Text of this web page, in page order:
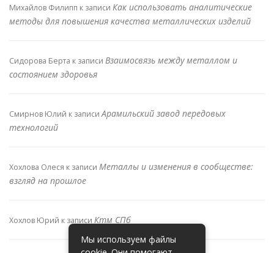
Михайлов Филипп к записи Как использовать аналитические
методы для повышения качества металлических изделий
Сидорова Берта к записи Взаимосвязь между металлом и
состоянием здоровья
Смирнов Юлий к записиАрамильский завод передовых
технологий
Хохлова Олеся к записи Металлы и изменения в сообществе:
взгляд на прошлое
Хохлов Юрий к записи Ктм СПб
Мы используем файлы